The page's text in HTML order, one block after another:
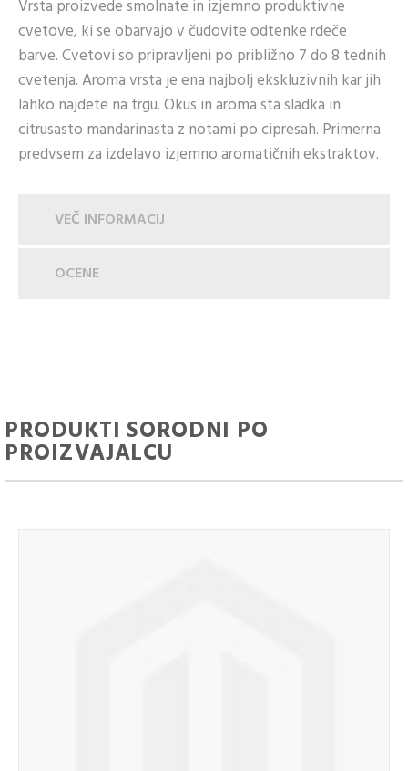
Vrsta proizvede smolnate in izjemno produktivne
cvetove, ki se obarvajo v čudovite odtenke rdeče
barve. Cvetovi so pripravljeni po približno 7 do 8 tednih
cvetenja. Aroma vrsta je ena najbolj ekskluzivnih kar jih
lahko najdete na trgu. Okus in aroma sta sladka in
citrusasto mandarinasta z notami po cipresah. Primerna
predvsem za izdelavo izjemno aromatičnih ekstraktov.
VEČ INFORMACIJ
OCENE
PRODUKTI SORODNI PO
PROIZVAJALCU